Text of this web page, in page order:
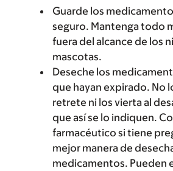
Guarde los
seguro. Mantenga todo
fuera del alcance de los
mascotas.
Deseche los
que hayan expirado. No
retrete ni los vierta al
que así se lo indiquen.
farmacéutico si tiene
mejor manera de
medicamentos. Pueden